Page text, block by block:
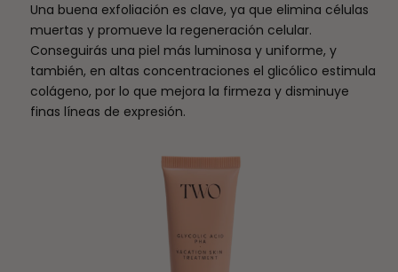
Una buena exfoliación es clave, ya que elimina células
muertas y promueve la regeneración celular.
Conseguirás una piel más luminosa y uniforme, y
también, en altas concentraciones el glicólico estimula
colágeno, por lo que mejora la firmeza y disminuye
finas líneas de expresión.